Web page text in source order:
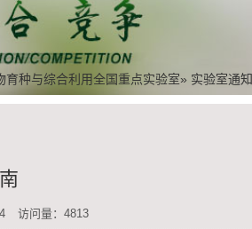
育种与综合利用全国重点实验室» 实验室通知
访问量： 4813